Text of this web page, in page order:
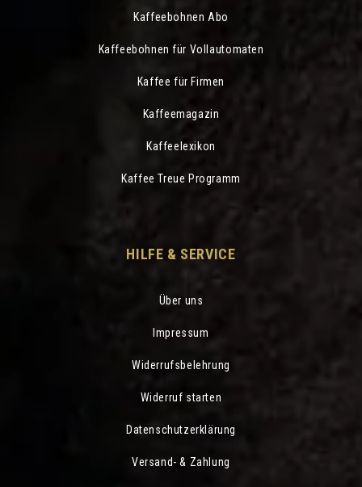
Kaffeebohnen Abo
Kaffeebohnen für Vollautomaten
Kaffee für Firmen
Kaffeemagazin
Kaffeelexikon
Kaffee Treue Programm
HILFE & SERVICE
Über uns
Impressum
Widerrufsbelehrung
Widerruf starten
Datenschutzerklärung
Versand- & Zahlung